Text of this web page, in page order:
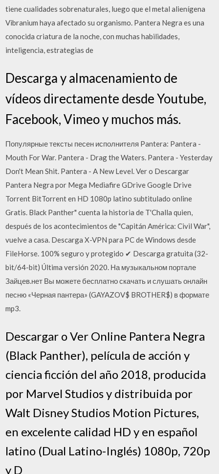
tiene cualidades sobrenaturales, luego que el metal alienígena
Vibranium haya afectado su organismo. Pantera Negra es una
conocida criatura de la noche, con muchas habilidades,
inteligencia, estrategias de
Descarga y almacenamiento de
vídeos directamente desde Youtube,
Facebook, Vimeo y muchos más.
Популярные тексты песен исполнителя Pantera: Pantera -
Mouth For War. Pantera - Drag the Waters. Pantera - Yesterday
Don't Mean Shit. Pantera - A New Level. Ver o Descargar
Pantera Negra por Mega Mediafire GDrive Google Drive
Torrent BitTorrent en HD 1080p latino subtitulado online
Gratis. Black Panther" cuenta la historia de T'Challa quien,
después de los acontecimientos de "Capitán América: Civil War",
vuelve a casa. Descarga X-VPN para PC de Windows desde
FileHorse. 100% seguro y protegido ✔ Descarga gratuita (32-
bit/64-bit) Última versión 2020. На музыкальном портале
Зайцев.нет Вы можете бесплатно скачать и слушать онлайн
песню «Черная пантера» (GAYAZOV$ BROTHER$) в формате
mp3.
Descargar o Ver Online Pantera Negra
(Black Panther), película de acción y
ciencia ficción del año 2018, producida
por Marvel Studios y distribuida por
Walt Disney Studios Motion Pictures,
en excelente calidad HD y en español
latino (Dual Latino-Inglés) 1080p, 720p
y D